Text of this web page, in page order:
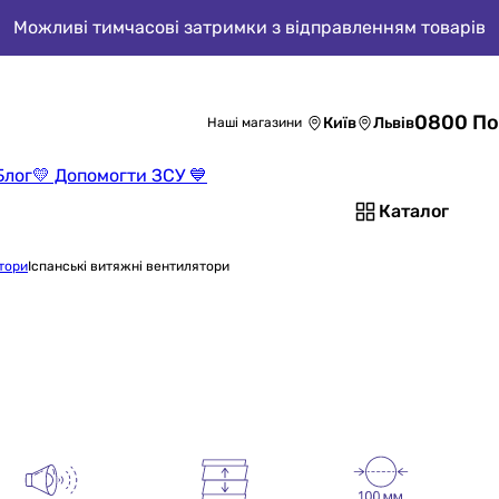
Можливі тимчасові затримки з відправленням товарів
💛 Допомогти ЗСУ 💙
Наші магазини Київ Львів0800
Каталог
Іспанські витяжні вентилятори